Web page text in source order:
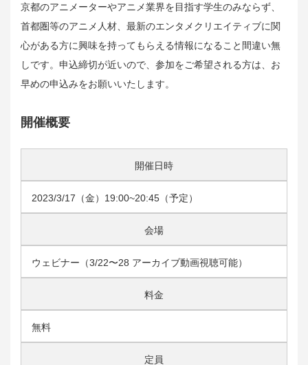
京都のアニメーターやアニメ業界を目指す学生のみならず、
首都圏等のアニメ人材、最新のエンタメクリエイティブに関
心がある方に興味を持ってもらえる情報になること間違い無
しです。申込締切が近いので、参加をご希望される方は、お
早めの申込みをお願いいたします。
開催概要
開催日時
2023/3/17（金）19:00~20:45（予定）
会場
ウェビナー（3/22〜28 アーカイブ動画視聴可能）
料金
無料
定員